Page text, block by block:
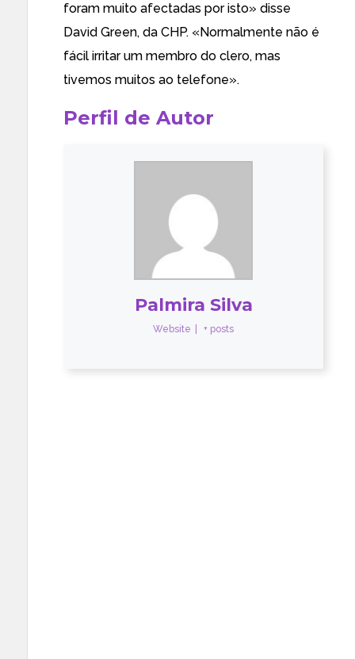
foram muito afectadas por isto» disse
David Green, da CHP. «Normalmente não é
fácil irritar um membro do clero, mas
tivemos muitos ao telefone».
Perfil de Autor
Palmira Silva
Website + posts